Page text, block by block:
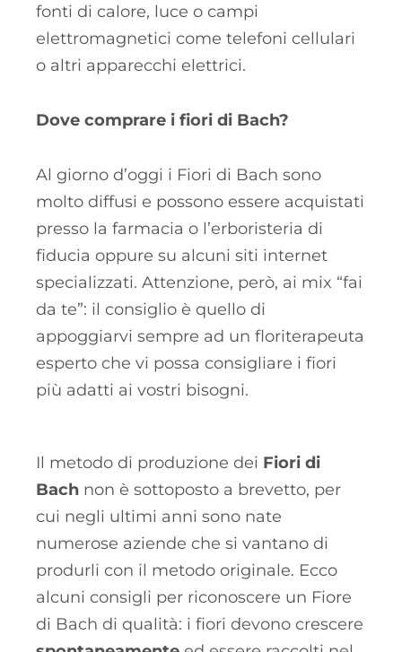
fonti di calore, luce o campi
elettromagnetici come telefoni cellulari
o altri apparecchi elettrici.
Dove comprare i fiori di Bach?
Al giorno d’oggi i Fiori di Bach sono
molto diffusi e possono essere acquistati
presso la farmacia o l’erboristeria di
fiducia oppure su alcuni siti internet
specializzati. Attenzione, però, ai mix “fai
da te”: il consiglio è quello di
appoggiarvi sempre ad un floriterapeuta
esperto che vi possa consigliare i fiori
più adatti ai vostri bisogni.
Il metodo di produzione dei Fiori di
Bach non è sottoposto a brevetto, per
cui negli ultimi anni sono nate
numerose aziende che si vantano di
produrli con il metodo originale. Ecco
alcuni consigli per riconoscere un Fiore
di Bach di qualità: i fiori devono crescere